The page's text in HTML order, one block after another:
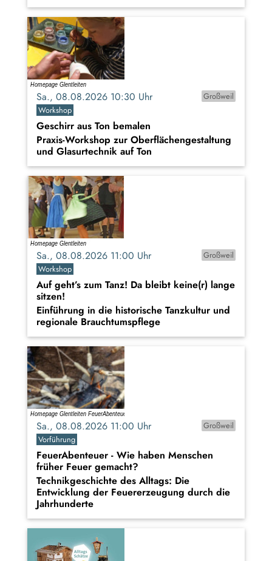
Sa., 08.08.2026 10:30 Uhr
Großweil
Workshop
Geschirr aus Ton bemalen
Praxis-Workshop zur Oberflächengestaltung
und Glasurtechnik auf Ton
Sa., 08.08.2026 11:00 Uhr
Großweil
Workshop
Auf geht’s zum Tanz! Da bleibt keine(r) lange
sitzen!
Einführung in die historische Tanzkultur und
regionale Brauchtumspflege
Sa., 08.08.2026 11:00 Uhr
Großweil
Vorführung
FeuerAbenteuer - Wie haben Menschen
früher Feuer gemacht?
Technikgeschichte des Alltags: Die
Entwicklung der Feuererzeugung durch die
Jahrhunderte